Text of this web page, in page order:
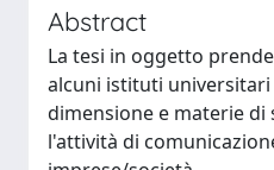
Abstract
La tesi in oggetto
alcuni istituti universitari
dimensione e materie di
l'attività di